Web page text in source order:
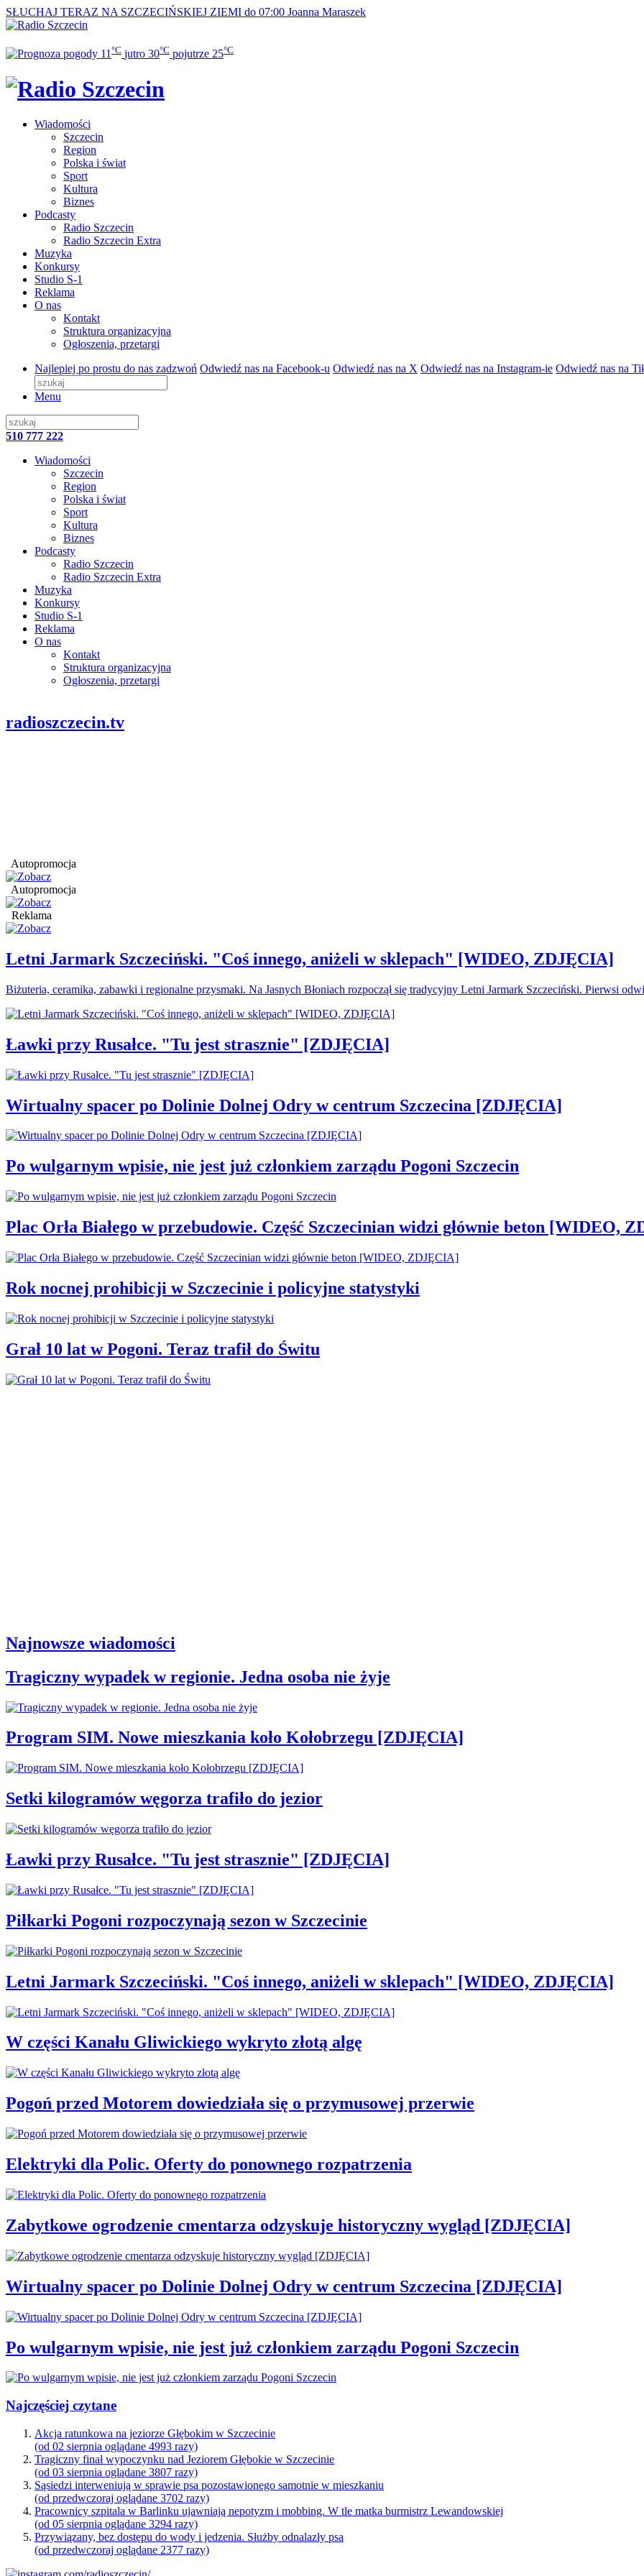
SŁUCHAJ TERAZ NA SZCZECIŃSKIEJ ZIEMI do 07:00 Joanna Maraszek
11 °C jutro 30°C pojutrze 25°C
Wiadomości
Szczecin
Region
Polska i świat
Sport
Kultura
Biznes
Podcasty
Radio Szczecin
Radio Szczecin Extra
Muzyka
Konkursy
Studio S-1
Reklama
O nas
Kontakt
Struktura organizacyjna
Ogłoszenia, przetargi
Najlepiej po prostu do nas zadzwoń Odwiedź nas na Facebook-u Odwiedź nas na X Odwiedź nas na Instagram-ie Odwiedź nas na
Menu
510 777 222
Wiadomości
Szczecin
Region
Polska i świat
Sport
Kultura
Biznes
Podcasty
Radio Szczecin
Radio Szczecin Extra
Muzyka
Konkursy
Studio S-1
Reklama
O nas
Kontakt
Struktura organizacyjna
Ogłoszenia, przetargi
radioszczecin.tv
Autopromocja
Autopromocja
Reklama
Letni Jarmark Szczeciński. "Coś innego, aniżeli w sklepach" [WIDEO, ZDJĘCIA]
Biżuteria, ceramika, zabawki i regionalne przysmaki. Na Jasnych Błoniach rozpoczął się tradycyjny Letni Jarmark Szczeciński. Pierwsi
Ławki przy Rusałce. "Tu jest strasznie" [ZDJĘCIA]
Wirtualny spacer po Dolinie Dolnej Odry w centrum Szczecina [ZDJĘCIA]
Po wulgarnym wpisie, nie jest już członkiem zarządu Pogoni Szczecin
Plac Orła Białego w przebudowie. Część Szczecinian widzi głównie beton [WIDEO,
Rok nocnej prohibicji w Szczecinie i policyjne statystyki
Grał 10 lat w Pogoni. Teraz trafił do Świtu
Najnowsze wiadomości
Tragiczny wypadek w regionie. Jedna osoba nie żyje
Program SIM. Nowe mieszkania koło Kołobrzegu [ZDJĘCIA]
Setki kilogramów węgorza trafiło do jezior
Ławki przy Rusałce. "Tu jest strasznie" [ZDJĘCIA]
Piłkarki Pogoni rozpoczynają sezon w Szczecinie
Letni Jarmark Szczeciński. "Coś innego, aniżeli w sklepach" [WIDEO, ZDJĘCIA]
W części Kanału Gliwickiego wykryto złotą algę
Pogoń przed Motorem dowiedziała się o przymusowej przerwie
Elektryki dla Polic. Oferty do ponownego rozpatrzenia
Zabytkowe ogrodzenie cmentarza odzyskuje historyczny wygląd [ZDJĘCIA]
Wirtualny spacer po Dolinie Dolnej Odry w centrum Szczecina [ZDJĘCIA]
Po wulgarnym wpisie, nie jest już członkiem zarządu Pogoni Szczecin
Najczęściej czytane
Akcja ratunkowa na jeziorze Głębokim w Szczecinie
(od 02 sierpnia oglądane 4993 razy)
Tragiczny finał wypoczynku nad Jeziorem Głębokie w Szczecinie
(od 03 sierpnia oglądane 3807 razy)
Sąsiedzi interweniują w sprawie psa pozostawionego samotnie w mieszkaniu
(od przedwczoraj oglądane 3702 razy)
Pracownicy szpitala w Barlinku ujawniają nepotyzm i mobbing. W tle matka burmistrz Lewandowskiej
(od 05 sierpnia oglądane 3294 razy)
Przywiązany, bez dostępu do wody i jedzenia. Służby odnalazły psa
(od przedwczoraj oglądane 2377 razy)